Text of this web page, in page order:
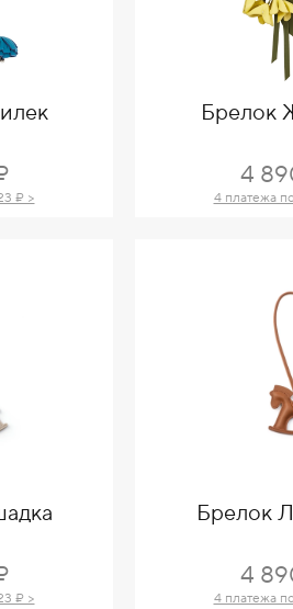
₽ >
Брелок
4
4 платежа
₽ >
Брелок
4
4 платежа